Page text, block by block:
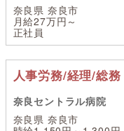
奈良県 奈良市
月給27万円～
正社員
人事労務/経理/総
奈良セントラル病院
奈良県 奈良市